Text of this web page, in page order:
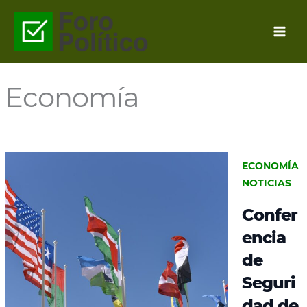
contenido
Economía
ECONOMÍA
NOTICIAS
Confer
encia
de
Seguri